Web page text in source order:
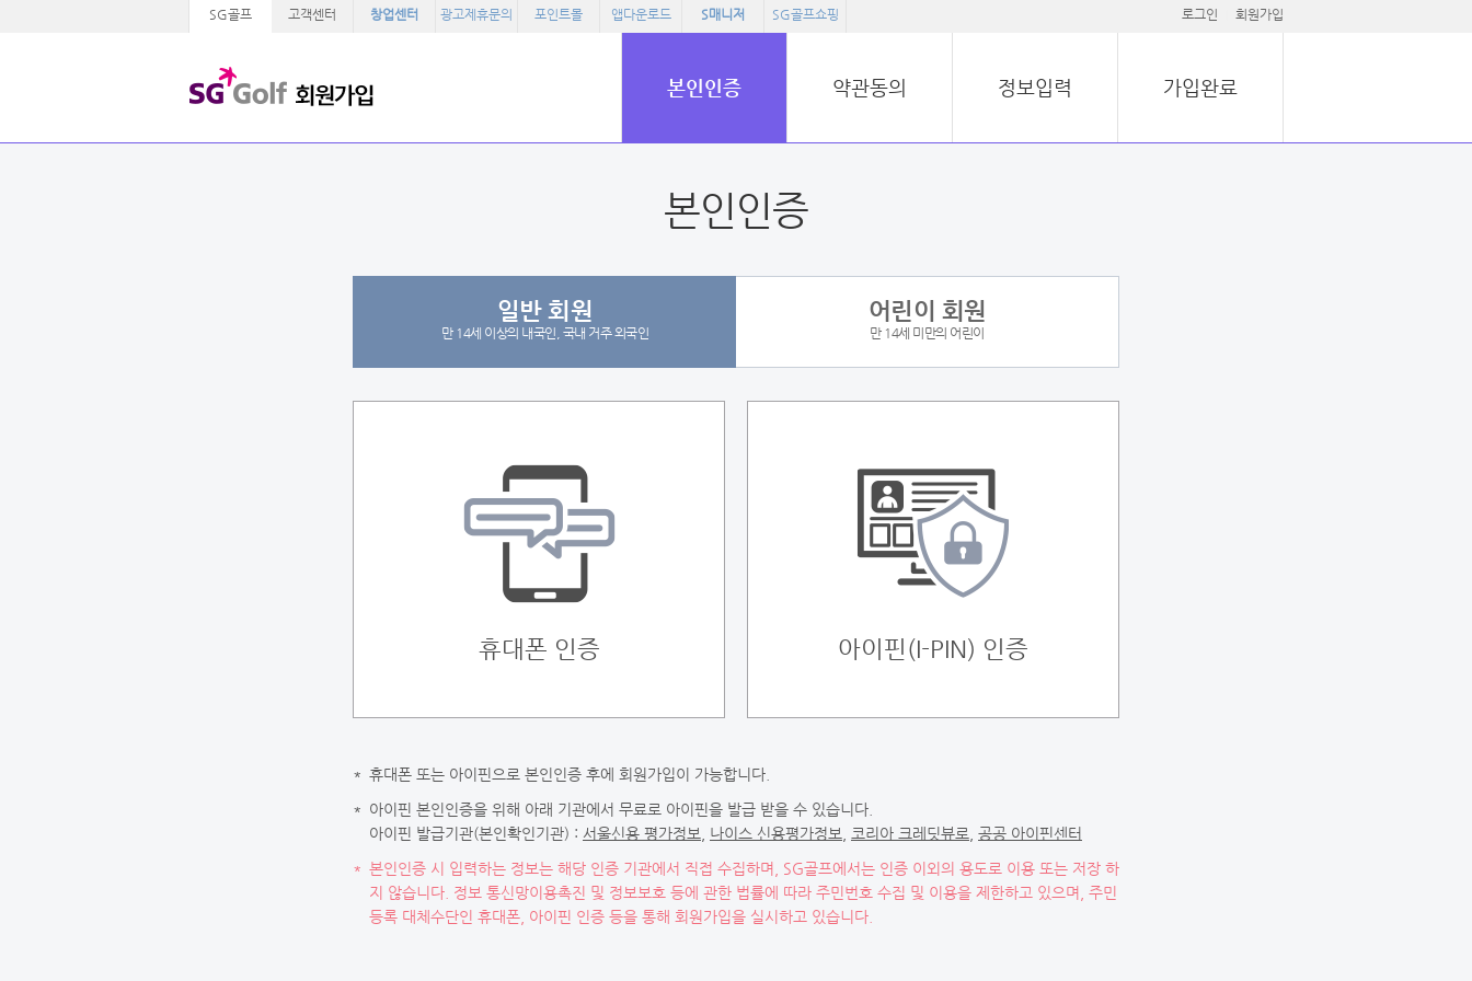
SG골프 고객센터 창업센터 광고제휴문의 포인트몰 앱다운로드 S매니저 SG골프쇼핑 로그인 회원가입
본인인증 약관동의 정보입력 가입완료
본인인증
일반 회원
만 14세 이상의 내국인, 국내 거주 외국인
어린이 회원
만 14세 미만의 어린이
휴대폰 인증 아이핀(I-PIN) 인증
* 휴대폰 또는 아이핀으로 본인인증 후에 회원가입이 가능합니다.
* 아이핀 본인인증을 위해 아래 기관에서 무료로 아이핀을 발급 받을 수 있습니다.
아이핀 발급기관(본인확인기관) : 서울신용 평가정보 나이스 신용평가정보 코리아 크레딧뷰로 공공 아이핀센터
* 본인인증 시 입력하는 정보는 해당 인증 기관에서 직접 수집하며, SG골프에서는 인증 이외의 용도로 이용 또는 저장 하
지 않습니다. 정보 통신망이용촉진 및 정보보호 등에 관한 법률에 따라 주민번호 수집 및 이용을 제한하고 있으며, 주민
등록 대체수단인 휴대폰, 아이핀 인증 등을 통해 회원가입을 실시하고 있습니다.